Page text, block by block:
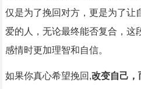
仅是为了挽回对方，更是为了让
爱的人，无论最终能否复合，这
感情时更加理智和自信。
如果你真心希望挽回,改变自己，